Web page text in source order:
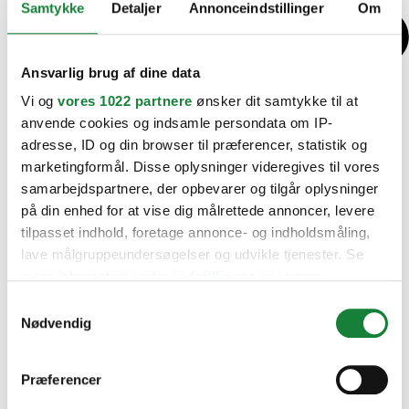
Samtykke Detaljer Annonceindstillinger Om
Ansvarlig brug af dine data
Vi og vores 1022 partnere ønsker dit samtykke til at
anvende cookies og indsamle persondata om IP-
adresse, ID og din browser til præferencer, statistik og
marketingformål. Disse oplysninger videregives til vores
samarbejdspartnere, der opbevarer og tilgår oplysninger
på din enhed for at vise dig målrettede annoncer, levere
tilpasset indhold, foretage annonce- og indholdsmåling,
lave målgruppeundersøgelser og udvikle tjenester. Se
tilbage eller ændre indstillinger fra vores
"Cookiedeklaration", eller ved at trykke på "Privacy
Nødvendig
Præferencer